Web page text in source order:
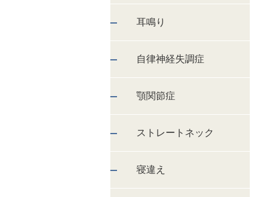
耳鳴り
自律神経失調症
顎関節症
ストレートネック
寝違え